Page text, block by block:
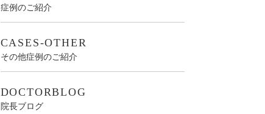
症例のご紹介
CASES-OTHER
その他症例のご紹介
DOCTORBLOG
院長ブログ